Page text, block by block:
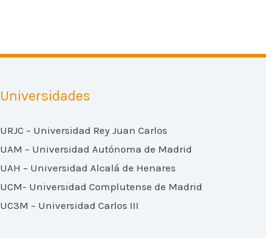
Universidades
URJC – Universidad Rey Juan Carlos
UAM – Universidad Autónoma de Madrid
UAH – Universidad Alcalá de Henares
UCM- Universidad Complutense de Madrid
UC3M – Universidad Carlos III